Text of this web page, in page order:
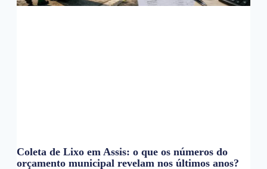
Coleta de Lixo em Assis: o que os números do
orçamento municipal revelam nos últimos anos?